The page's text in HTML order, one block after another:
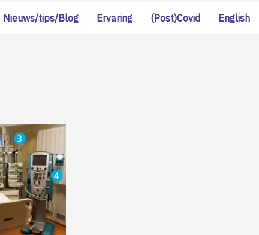
Nieuws/tips/Blog Ervaring (Post)Covid English